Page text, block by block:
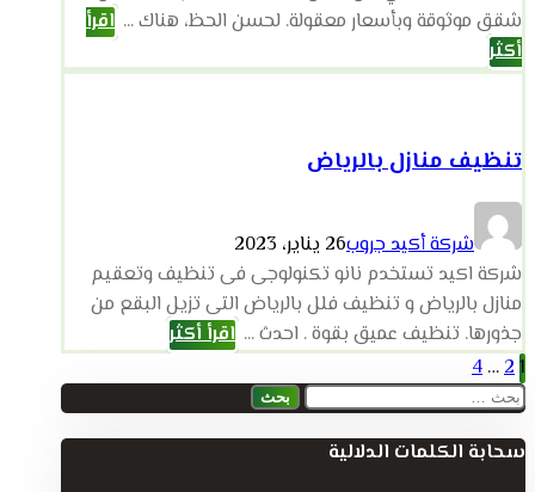
شقق موثوقة وبأسعار معقولة. لحسن الحظ، هناك ... اقرأ
أكثر
تنظيف منازل بالرياض
شركة أكيد جروب26 يناير، 2023
شركة اكيد تستخدم نانو تكنولوجى فى تنظيف وتعقيم
منازل بالرياض و تنظيف فلل بالرياض التى تزيل البقع من
جذورها. تنظيف عميق بقوة . احدث ... اقرأ أكثر
تعدد
صفحات
المقالات
1
2
…
4
البحث
سحابة الكلمات الدلالية